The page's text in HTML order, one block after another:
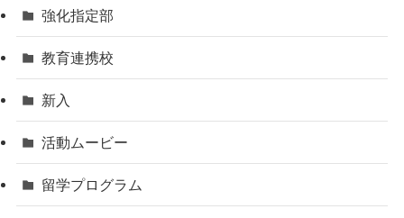
強化指定部
教育連携校
新入
活動ムービー
留学プログラム